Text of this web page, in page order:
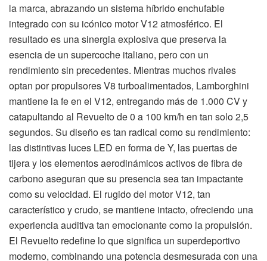
la marca, abrazando un sistema híbrido enchufable
integrado con su icónico motor V12 atmosférico. El
resultado es una sinergia explosiva que preserva la
esencia de un supercoche italiano, pero con un
rendimiento sin precedentes. Mientras muchos rivales
optan por propulsores V8 turboalimentados, Lamborghini
mantiene la fe en el V12, entregando más de 1.000 CV y
catapultando al Revuelto de 0 a 100 km/h en tan solo 2,5
segundos. Su diseño es tan radical como su rendimiento:
las distintivas luces LED en forma de Y, las puertas de
tijera y los elementos aerodinámicos activos de fibra de
carbono aseguran que su presencia sea tan impactante
como su velocidad. El rugido del motor V12, tan
característico y crudo, se mantiene intacto, ofreciendo una
experiencia auditiva tan emocionante como la propulsión.
El Revuelto redefine lo que significa un superdeportivo
moderno, combinando una potencia desmesurada con una